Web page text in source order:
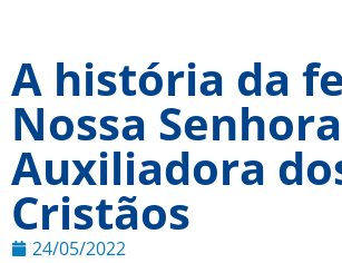
A história da
Nossa Senhora
Auxiliadora
Cristãos
24/05/2022